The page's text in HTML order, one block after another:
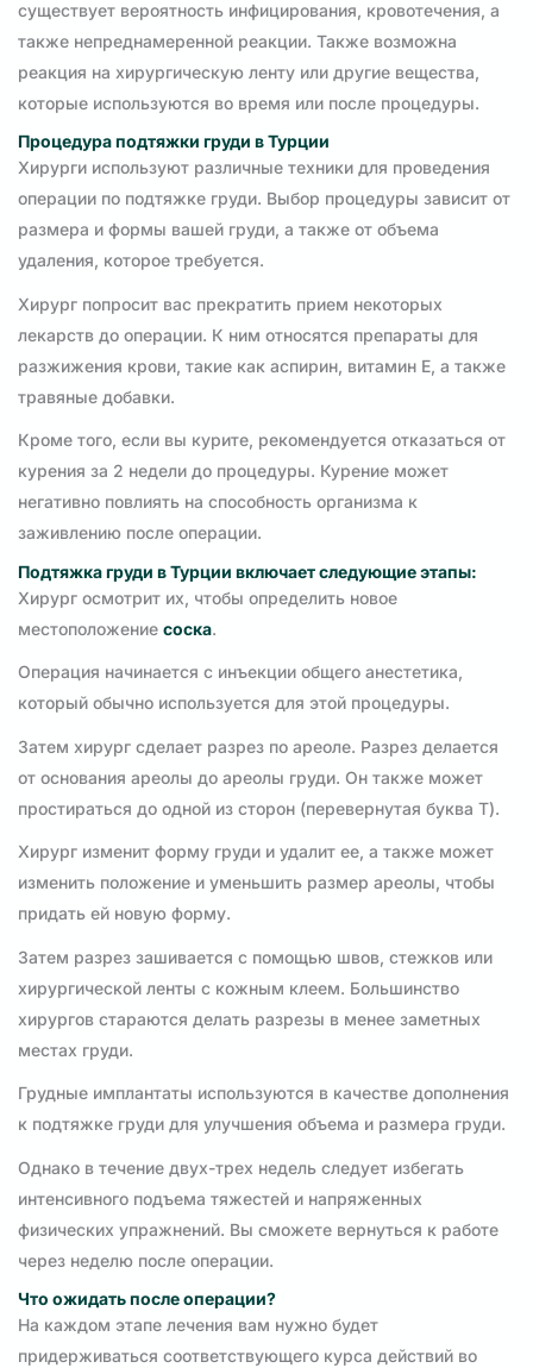
существует вероятность инфицирования, кровотечения, а
также непреднамеренной реакции. Также возможна
реакция на хирургическую ленту или другие вещества,
которые используются во время или после процедуры.
Процедура подтяжки груди в Турции
Хирурги используют различные техники для проведения
операции по подтяжке груди. Выбор процедуры зависит от
размера и формы вашей груди, а также от объема
удаления, которое требуется.
Хирург попросит вас прекратить прием некоторых
лекарств до операции. К ним относятся препараты для
разжижения крови, такие как аспирин, витамин Е, а также
травяные добавки.
Кроме того, если вы курите, рекомендуется отказаться от
курения за 2 недели до процедуры. Курение может
негативно повлиять на способность организма к
заживлению после операции.
Подтяжка груди в Турции включает следующие этапы:
Хирург осмотрит их, чтобы определить новое
местоположение соска.
Операция начинается с инъекции общего анестетика,
который обычно используется для этой процедуры.
Затем хирург сделает разрез по ареоле. Разрез делается
от основания ареолы до ареолы груди. Он также может
простираться до одной из сторон (перевернутая буква Т).
Хирург изменит форму груди и удалит ее, а также может
изменить положение и уменьшить размер ареолы, чтобы
придать ей новую форму.
Затем разрез зашивается с помощью швов, стежков или
хирургической ленты с кожным клеем. Большинство
хирургов стараются делать разрезы в менее заметных
местах груди.
Грудные имплантаты используются в качестве дополнения
к подтяжке груди для улучшения объема и размера груди.
Однако в течение двух-трех недель следует избегать
интенсивного подъема тяжестей и напряженных
физических упражнений. Вы сможете вернуться к работе
через неделю после операции.
Что ожидать после операции?
На каждом этапе лечения вам нужно будет
придерживаться соответствующего курса действий во